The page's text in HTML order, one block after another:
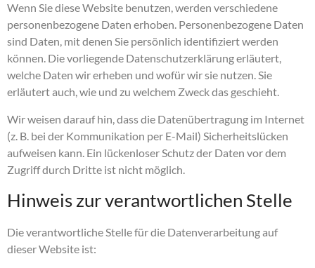
Wenn Sie diese Website benutzen, werden verschiedene
personenbezogene Daten erhoben. Personenbezogene Daten
sind Daten, mit denen Sie persönlich identifiziert werden
können. Die vorliegende Datenschutzerklärung erläutert,
welche Daten wir erheben und wofür wir sie nutzen. Sie
erläutert auch, wie und zu welchem Zweck das geschieht.
Wir weisen darauf hin, dass die Datenübertragung im Internet
(z. B. bei der Kommunikation per E-Mail) Sicherheitslücken
aufweisen kann. Ein lückenloser Schutz der Daten vor dem
Zugriff durch Dritte ist nicht möglich.
Hinweis zur verantwortlichen Stelle
Die verantwortliche Stelle für die Datenverarbeitung auf
dieser Website ist: